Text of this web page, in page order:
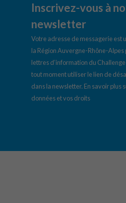
Inscrivez-vous à
newsletter
Votre adresse de messagerie est
la Région Auvergne-Rhône-
lettres d’information du
tout moment utiliser le lien de
dans la newsletter. En savoir plus
données et vos droits